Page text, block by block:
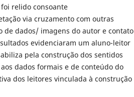
relido consoante
via cruzamento com outras
de dados/ imagens do autor e contato
evidenciaram um aluno-leitor
pela construção dos sentidos
dados formais e de conteúdo do
dos leitores vinculada à construção